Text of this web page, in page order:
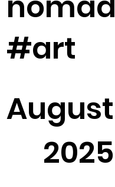
#art
August
2025